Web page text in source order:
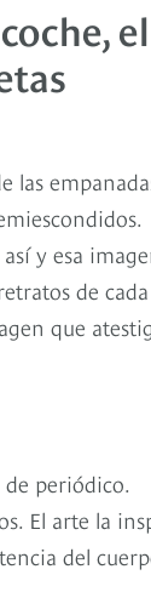
el
las
y esa
de cada
que
de periódico.
El arte la
del